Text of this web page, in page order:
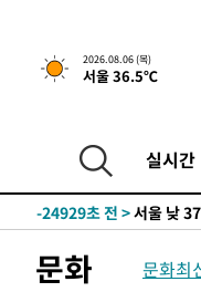
2026.08.06 (목)
서울 36.5℃
실시간
-26245초 전 >[속보]합참
-25641초 전 >'낮 최고
-25262초 전 >
"韓 외환
-25089초 전 >
-24929초 전 >서울 낮
-20586초 전 >
[속보]코
문화 문화최